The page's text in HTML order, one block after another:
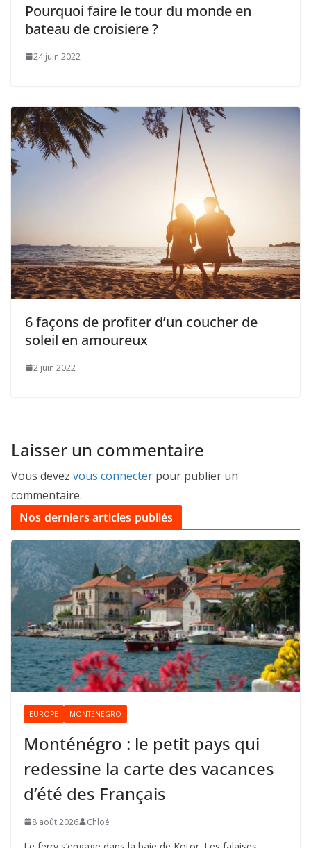
Pourquoi faire le tour du monde en
bateau de croisiere ?
24 juin 2022
6 façons de profiter d’un coucher de
soleil en amoureux
2 juin 2022
Laisser un commentaire
Vous devez vous connecter pour publier un
commentaire.
Nos derniers articles publiés
EUROPE MONTENEGRO
Monténégro : le petit pays qui
redessine la carte des vacances
d’été des Français
8 août 2026 Chloé